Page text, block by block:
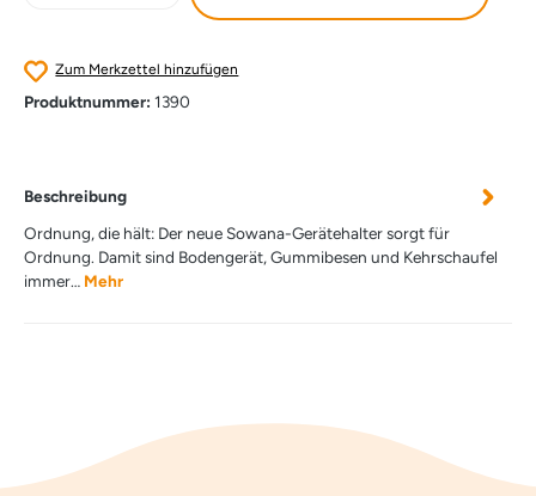
Zum Merkzettel hinzufügen
Produktnummer: 1390
Beschreibung
Ordnung, die hält: Der neue Sowana-Gerätehalter sorgt für
Ordnung. Damit sind Bodengerät, Gummibesen und Kehrschaufel
immer… Mehr